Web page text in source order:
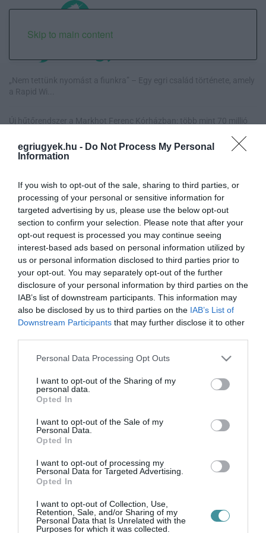
egriugyek.hu - Do Not Process My Personal
Information
If you wish to opt-out of the sale, sharing to third parties, or
processing of your personal or sensitive information for
targeted advertising by us, please use the below opt-out
section to confirm your selection. Please note that after your
opt-out request is processed you may continue seeing
interest-based ads based on personal information utilized by
us or personal information disclosed to third parties prior to
your opt-out. You may separately opt-out of the further
disclosure of your personal information by third parties on the
IAB’s list of downstream participants. This information may
also be disclosed by us to third parties on the IAB’s List of
Downstream Participants that may further disclose it to other
Please note that this website/app uses one or more Google
not limited to your visit or usage behaviour. You may click to
grant or deny consent to Google and its third-party tags to
use your data for below specified purposes in below Google
consent section.
Personal Data Processing Opt Outs
I want to opt-out of the Sharing of my
personal data.
Opted In
I want to opt-out of the Sale of my
Personal Data.
Opted In
I want to opt-out of processing my
Personal Data for Targeted Advertising.
Opted In
I want to opt-out of Collection, Use,
Retention, Sale, and/or Sharing of my
Personal Data that Is Unrelated with the
Purposes for which it was collected.
Skip to main content
„Nem tettünk nyomást a fiunkra” – Egy egri család története, amely
a Rapid Wi...
Új hűtőrendszer a Markhot Ferenc Kórházban: több mint 70 millió
Eloltották a tüzet Dédestapolcsánynál, kilencórás küzdelem után
Visszatér Eger belvárosának legnagyobb borünnepe: augusztus 12-
17. között ren...
köszönik a
támogatást
SZERVEZÉSÉBEN
Megtartották az év első ételosztását, amely a fő támogató, az Itt
és Most Étterem, valamint a Numan Pékség támogatásával
Szervezete ja...